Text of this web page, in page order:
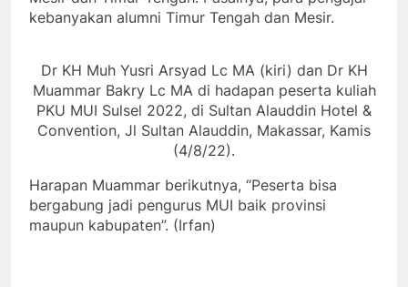
kebanyakan alumni Timur Tengah dan Mesir.
Dr KH Muh Yusri Arsyad Lc MA (kiri) dan Dr KH
Muammar Bakry Lc MA di hadapan peserta kuliah
PKU MUI Sulsel 2022, di Sultan Alauddin Hotel &
Convention, Jl Sultan Alauddin, Makassar, Kamis
(4/8/22).
Harapan Muammar berikutnya, “Peserta bisa
bergabung jadi pengurus MUI baik provinsi
maupun kabupaten”. (Irfan)